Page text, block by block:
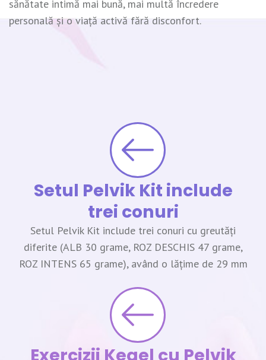
sănătate intimă mai bună, mai multă încredere
personală și o viață activă fără disconfort.
Setul Pelvik Kit include
trei conuri
Setul Pelvik Kit include trei conuri cu greutăți
diferite (ALB 30 grame, ROZ DESCHIS 47 grame,
ROZ INTENS 65 grame), având o lățime de 29 mm